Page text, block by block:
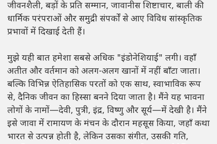
जीवनशैली, बड़ों के प्रति सम्मान, जावानीस शिष्टाचार, बाली की
धार्मिक परंपराओं और समुद्री संपर्कों से आए विविध सांस्कृतिक
प्रभावों में दिखाई देती हैं।
मुझे यही बात हमेशा सबसे अधिक "इंडोनेशियाई" लगी। वहाँ
अतीत और वर्तमान को अलग-अलग खानों में नहीं बाँटा जाता।
बल्कि विभिन्न ऐतिहासिक परतों को एक साथ, स्वाभाविक रूप
से, दैनिक जीवन का हिस्सा बनने दिया जाता है। मैंने यह भावना
लोगों के नामों—देवी, पुत्री, इंद्र, विष्णु और सूर्य—में देखी है। मैंने
इसे जावा में रामायण के मंचन के दौरान महसूस किया, जहाँ कथा
भारत से उत्पन्न होती है, लेकिन उसका संगीत, उसकी गति,